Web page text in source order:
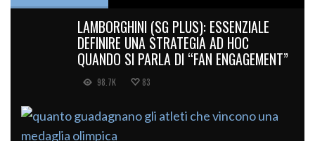
LAMBORGHINI (SG PLUS): ESSENZIALE
DEFINIRE UNA STRATEGIA AD HOC
QUANDO SI PARLA DI “FAN ENGAGEMENT”
98.7K 83